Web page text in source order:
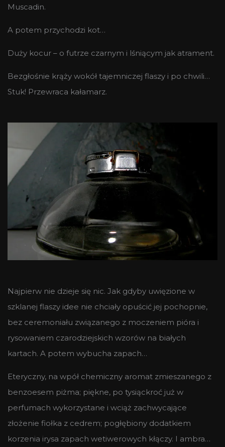
Muscadin.
A potem przychodzi kot…
Duży kocur – o futrze czarnym i lśniącym jak atrament.
Bezgłośnie krąży wokół tajemniczej flaszy i po chwili…
Stuk! Przewraca kałamarz.
Najpierw nie dzieje się nic. Jak gdyby uwięzione w
szklanej flaszy idee nie chciały opuścić jej pochopnie,
bez ceremoniału związanego z moczeniem pióra i
rysowaniem czarodziejskich wzorów na białych
kartach. A potem wybucha zapach…
Eteryczny, na wpół chemiczny aromat zmieszanego z
benzoesem piżma; piękne, po tysiąckroć już w
perfumach wykorzystane i wciąż zachwycające
złożenie fiołka z cedrem; pogłębiony dodatkiem
korzenia irysa zapach wetiwerowych kłączy. I ambra…